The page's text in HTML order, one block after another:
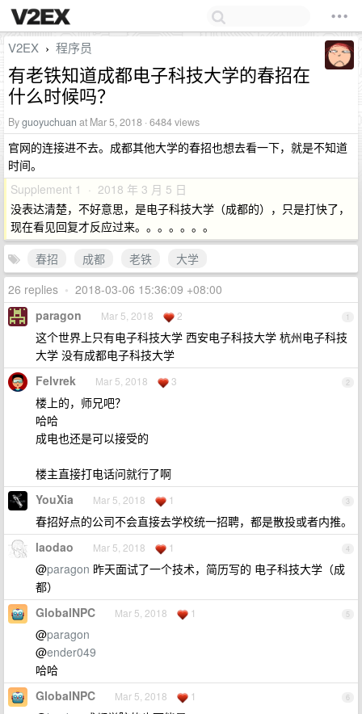
V2EX › 程序员
有老铁知道成都电子科技大学的春招在
什么时候吗？
Byguoyuchuan at Mar 5, 2018 · 6484 views
官网的连接进不去。成都其他大学的春招也想去看一下，就是不知道
时间。
Supplement 1 · 2018 年 3 月 5 日
没表达清楚，不好意思，是电子科技大学（成都的），只是打快了，
现在看见回复才反应过来。。。。。。。
春招
成都 老铁
大学
26 replies • 2018-03-06 15:36:09 +08:00
1
paragon Mar 5, 2018 2
这个世界上只有电子科技大学 西安电子科技大学 杭州电子科技
大学 没有成都电子科技大学
2
Felvrek Mar 5, 2018 3
楼上的，师兄吧？
哈哈
成电也还是可以接受的
楼主直接打电话问就行了啊
3
YouXia Mar 5, 2018 1
春招好点的公司不会直接去学校统一招聘，都是散投或者内推。
4
laodao Mar 5, 2018 1
@paragon 昨天面试了一个技术，简历写的 电子科技大学（成
都）
5
GlobalNPC Mar 5, 2018 1
@paragon
@ender049
哈哈
6
GlobalNPC Mar 5, 2018 1